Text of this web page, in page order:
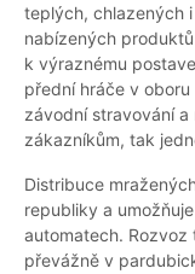
teplých, chlazených
nabízených
k výraznému
přední hráče v
závodní stravování
zákazníkům, tak
Distribuce
republiky a
automatech.
převážně v